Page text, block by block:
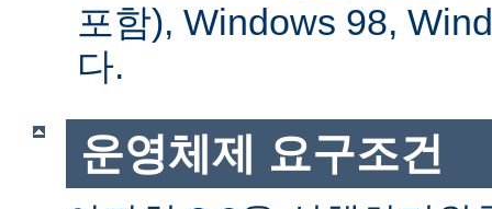
포함), Windows 98,
다.
운영체제 요구조건